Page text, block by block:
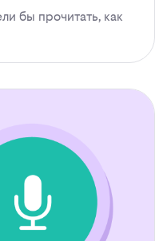
бы прочитать, как